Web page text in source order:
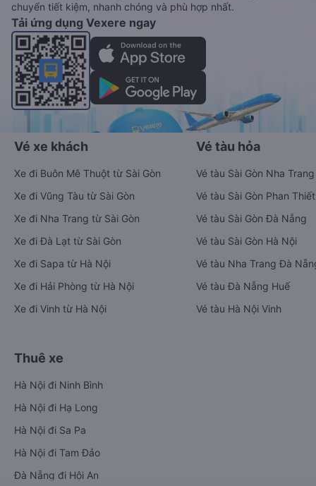
chuyển tiết kiệm, nhanh chóng và phù hợp nhất.
Tải ứng dụng Vexere ngay
Vé xe khách
Xe đi Buôn Mê Thuột từ Sài Gòn
Xe đi Vũng Tàu từ Sài Gòn
Xe đi Nha Trang từ Sài Gòn
Xe đi Đà Lạt từ Sài Gòn
Xe đi Sapa từ Hà Nội
Xe đi Hải Phòng từ Hà Nội
Xe đi Vinh từ Hà Nội
Vé tàu hỏa
Vé tàu Sài Gòn Nha Trang
Vé tàu Sài Gòn Phan Thiết
Vé tàu Sài Gòn Đà Nẵng
Vé tàu Sài Gòn Hà Nội
Vé tàu Nha Trang Đà
Vé tàu Đà Nẵng Huế
Vé tàu Hà Nội Vinh
Thuê xe
Hà Nội đi Ninh Bình
Hà Nội đi Hạ Long
Hà Nội đi Sa Pa
Hà Nội đi Tam Đảo
Đà Nẵng đi Hội An